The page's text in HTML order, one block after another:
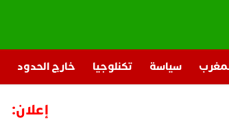
سياسة تكنلوجيا خارج الحدود
إعلان: